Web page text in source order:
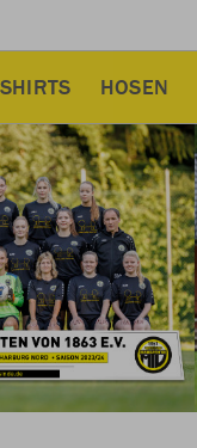
SHIRTS HOSEN